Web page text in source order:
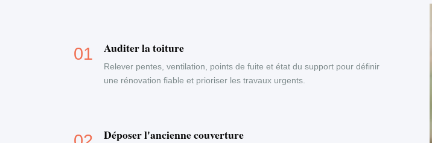
Auditer la toiture
Relever pentes, ventilation, points de fuite et état du support pour définir
une rénovation fiable et prioriser les travaux urgents.
Déposer l'ancienne couverture